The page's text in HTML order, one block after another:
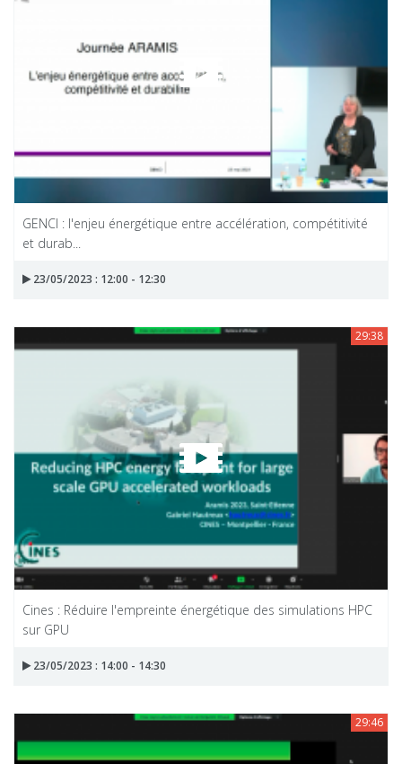
GENCI : l'enjeu énergétique entre accélération, compétitivité
et durab...
23/05/2023 : 12:00 - 12:30
29:38
Cines : Réduire l'empreinte énergétique des simulations HPC
sur GPU
23/05/2023 : 14:00 - 14:30
29:46